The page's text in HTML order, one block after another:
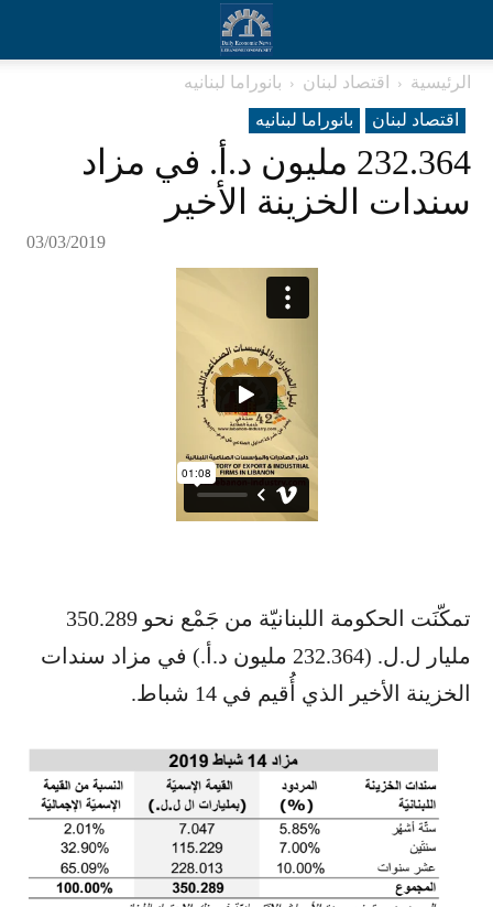
الرئيسية اقتصاد لبنان
بانوراما لبنانیه
اقتصاد لبنان
بانوراما لبنانیه
232.364 مليون د.أ. في مزاد
سندات الخزينة الأخير
03/03/2019
تمكّنَت الحكومة اللبنانيّة من جَمْع نحو 350.289
مليار ل.ل. (232.364 مليون د.أ.) في مزاد سندات
الخزينة الأخير الذي أُقيم في 14 شباط.